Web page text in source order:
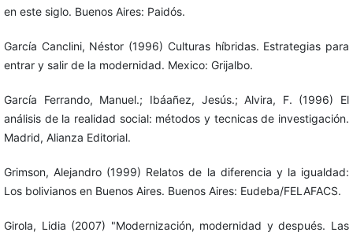
en este siglo. Buenos Aires: Paidós.
García Canclini, Néstor (1996) Culturas híbridas. Estrategias para
entrar y salir de la modernidad. Mexico: Grijalbo.
García Ferrando, Manuel.; Ibáañez, Jesús.; Alvira, F. (1996) El
análisis de la realidad social: métodos y tecnicas de investigación.
Madrid, Alianza Editorial.
Grimson, Alejandro (1999) Relatos de la diferencia y la igualdad:
Los bolivianos en Buenos Aires. Buenos Aires: Eudeba/FELAFACS.
Girola, Lidia (2007) "Modernización, modernidad y después. Las